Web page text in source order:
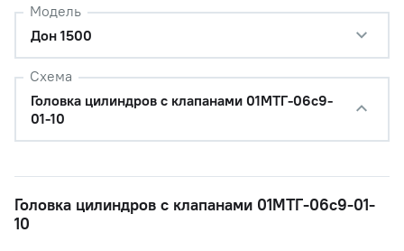
Модель
Дон 1500
Схема
Головка цилиндров с клапанами 01МТГ-06с9-
01-10
Головка цилиндров с клапанами 01МТГ-06с9-01-
10